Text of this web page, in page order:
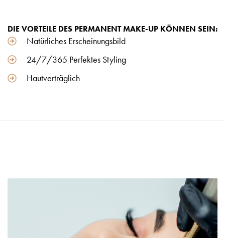
DIE VORTEILE DES PERMANENT MAKE-UP KÖNNEN SEIN:
Natürliches Erscheinungsbild
24/7/365 Perfektes Styling
Hautverträglich